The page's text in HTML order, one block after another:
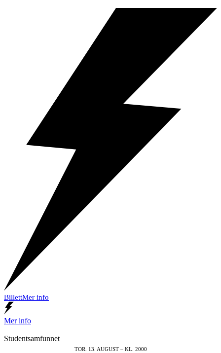
BillettMer info
Mer info
Studentsamfunnet
TOR. 13. AUGUST – KL. 2000